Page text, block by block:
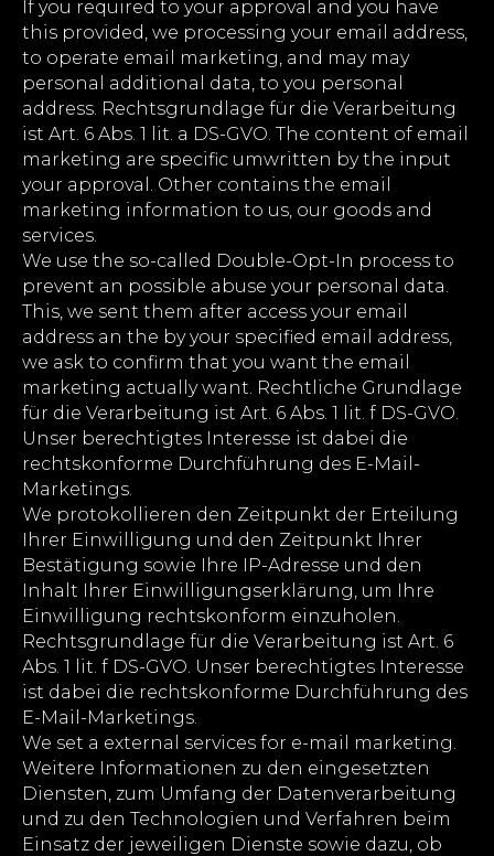
If you required to your approval and you have
this provided, we processing your email address,
to operate email marketing, and may may
personal additional data, to you personal
address. Rechtsgrundlage für die Verarbeitung
ist Art. 6 Abs. 1 lit. a DS-GVO. The content of email
marketing are specific umwritten by the input
your approval. Other contains the email
marketing information to us, our goods and
services.
We use the so-called Double-Opt-In process to
prevent an possible abuse your personal data.
This, we sent them after access your email
address an the by your specified email address,
we ask to confirm that you want the email
marketing actually want. Rechtliche Grundlage
für die Verarbeitung ist Art. 6 Abs. 1 lit. f DS-GVO.
Unser berechtigtes Interesse ist dabei die
rechtskonforme Durchführung des E-Mail-
Marketings.
We protokollieren den Zeitpunkt der Erteilung
Ihrer Einwilligung und den Zeitpunkt Ihrer
Bestätigung sowie Ihre IP-Adresse und den
Inhalt Ihrer Einwilligungserklärung, um Ihre
Einwilligung rechtskonform einzuholen.
Rechtsgrundlage für die Verarbeitung ist Art. 6
Abs. 1 lit. f DS-GVO. Unser berechtigtes Interesse
ist dabei die rechtskonforme Durchführung des
E-Mail-Marketings.
We set a external services for e-mail marketing.
Weitere Informationen zu den eingesetzten
Diensten, zum Umfang der Datenverarbeitung
und zu den Technologien und Verfahren beim
Einsatz der jeweiligen Dienste sowie dazu, ob